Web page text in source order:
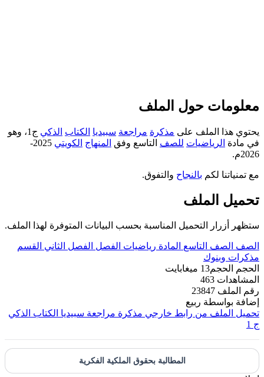
معلومات حول الملف
يحتوي هذا الملف على مذكرة مراجعة سبيديا الكتاب الذكي
ج1، وهو
في مادة الرياضيات للصفالتاسع وفق المنهاج الكويتي
2025-
2026م.
مع تمنياتنا لكم بالنجاحوالتفوق.
تحميل الملف
ستظهر أزرار التحميل المناسبة بحسب البيانات المتوفرة لهذا الملف.
الصف الصف التاسع المادة رياضيات الفصل الفصل الثاني
القسم
مذكرات وبنوك
الحجم
الحجم13 ميغابايت
المشاهدات 463
رقم الملف 23847
إضافة بواسطة ربيع
تحميل الملف من رابط خارجي مذكرة مراجعة سبيديا الكتاب الذكي
ج 1
المطالبة بحقوق الملكية الفكرية